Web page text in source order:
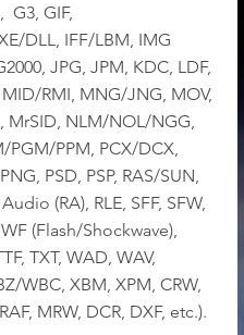
G3, GIF,
DLL, IFF/LBM, IMG
JPG, JPM, KDC, LDF,
MID/RMI, MNG/JNG, MOV,
MrSID, NLM/NOL/NGG,
PGM/PPM, PCX/DCX,
PSD, PSP, RAS/SUN,
(RA), RLE, SFF, SFW,
(Flash/Shockwave),
TXT, WAD, WAV,
WBC, XBM, XPM, CRW,
MRW, DCR, DXF, etc.).